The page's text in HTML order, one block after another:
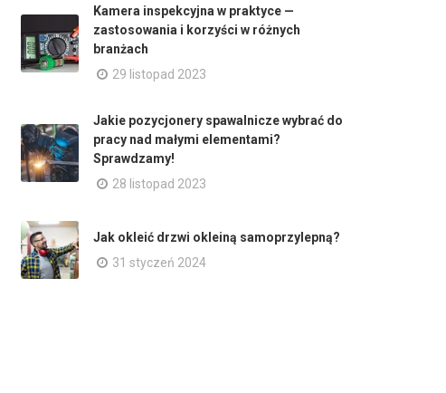
Kamera inspekcyjna w praktyce —
zastosowania i korzyści w różnych
branżach
29 listopad 2023
Jakie pozycjonery spawalnicze wybrać do
pracy nad małymi elementami?
Sprawdzamy!
28 listopad 2023
Jak okleić drzwi okleiną samoprzylepną?
31 styczeń 2024